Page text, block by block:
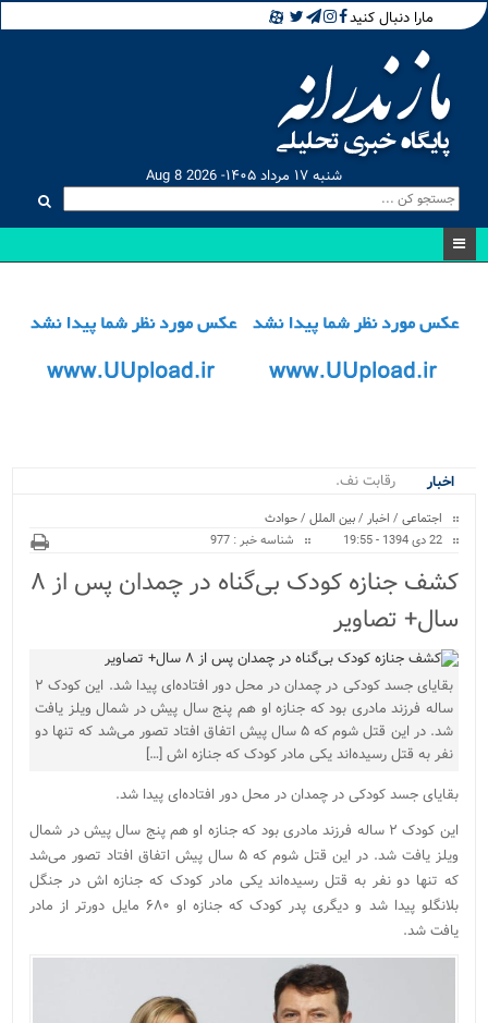
مارا دنبال کنید
شنبه ۱۷ مرداد ۱۴۰۵- Aug 8 2026
اخبار
رقابت نفسگیر ۲۰_
اجتماعی / اخبار /بین الملل /حوادث
22 دی 1394 - 19:55
شناسه خبر : 977
کشف جنازه کودک بی‌گناه در چمدان پس از ۸
سال+ تصاویر
بقایای جسد کودکی در چمدان در محل دور افتاده‌ای پیدا شد. این کودک ۲
ساله فرزند مادری بود که جنازه او هم پنج سال پیش در شمال ویلز یافت
شد. در این قتل شوم که ۵ سال پیش اتفاق افتاد تصور می‌شد که تنها دو
نفر به قتل رسیده‌اند یکی مادر کودک که جنازه اش […]
بقایای جسد کودکی در چمدان در محل دور افتاده‌ای پیدا شد.
این کودک ۲ ساله فرزند مادری بود که جنازه او هم پنج سال پیش در شمال
ویلز یافت شد. در این قتل شوم که ۵ سال پیش اتفاق افتاد تصور می‌شد
که تنها دو نفر به قتل رسیده‌اند یکی مادر کودک که جنازه اش در جنگل
بلانگلو پیدا شد و دیگری پدر کودک که جنازه او ۶۸۰ مایل دورتر از مادر
یافت شد.